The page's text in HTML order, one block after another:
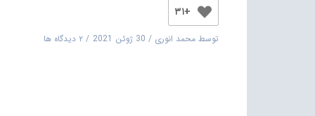
+۳۱
توسط محمد انوری 30 ژوئن 2021 ۲ دیدگاه ها